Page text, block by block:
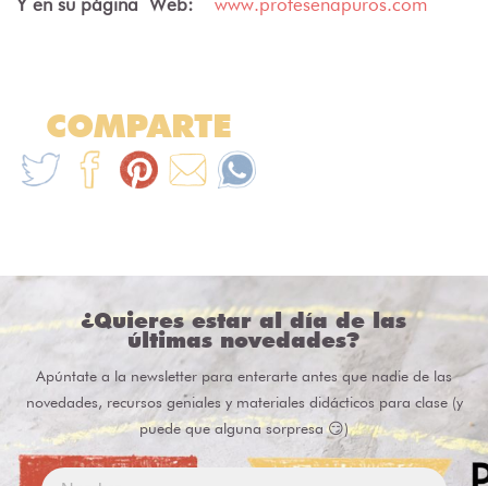
Y en su página Web: www.profesenapuros.com
COMPARTE
¿Quieres estar al día de las
últimas novedades?
Apúntate a la newsletter para enterarte antes que nadie de las
novedades, recursos geniales y materiales didácticos para clase (y
puede que alguna sorpresa 😏)